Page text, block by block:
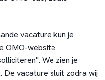
vacature kun je
OMO-website
We zien je
De vacature sluit zodra wij